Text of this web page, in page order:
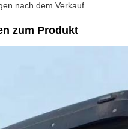
nach dem Verkauf
zum Produkt